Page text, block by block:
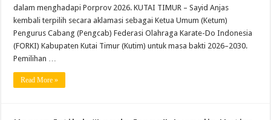
dalam menghadapi Porprov 2026. KUTAI TIMUR – Sayid Anjas
kembali terpilih secara aklamasi sebagai Ketua Umum (Ketum)
Pengurus Cabang (Pengcab) Federasi Olahraga Karate-Do Indonesia
(FORKI) Kabupaten Kutai Timur (Kutim) untuk masa bakti 2026–2030.
Pemilihan …
Read More »